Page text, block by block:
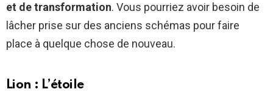
et de transformation. Vous pourriez avoir besoin de
lâcher prise sur des anciens schémas pour faire
place à quelque chose de nouveau.
Lion : L’étoile